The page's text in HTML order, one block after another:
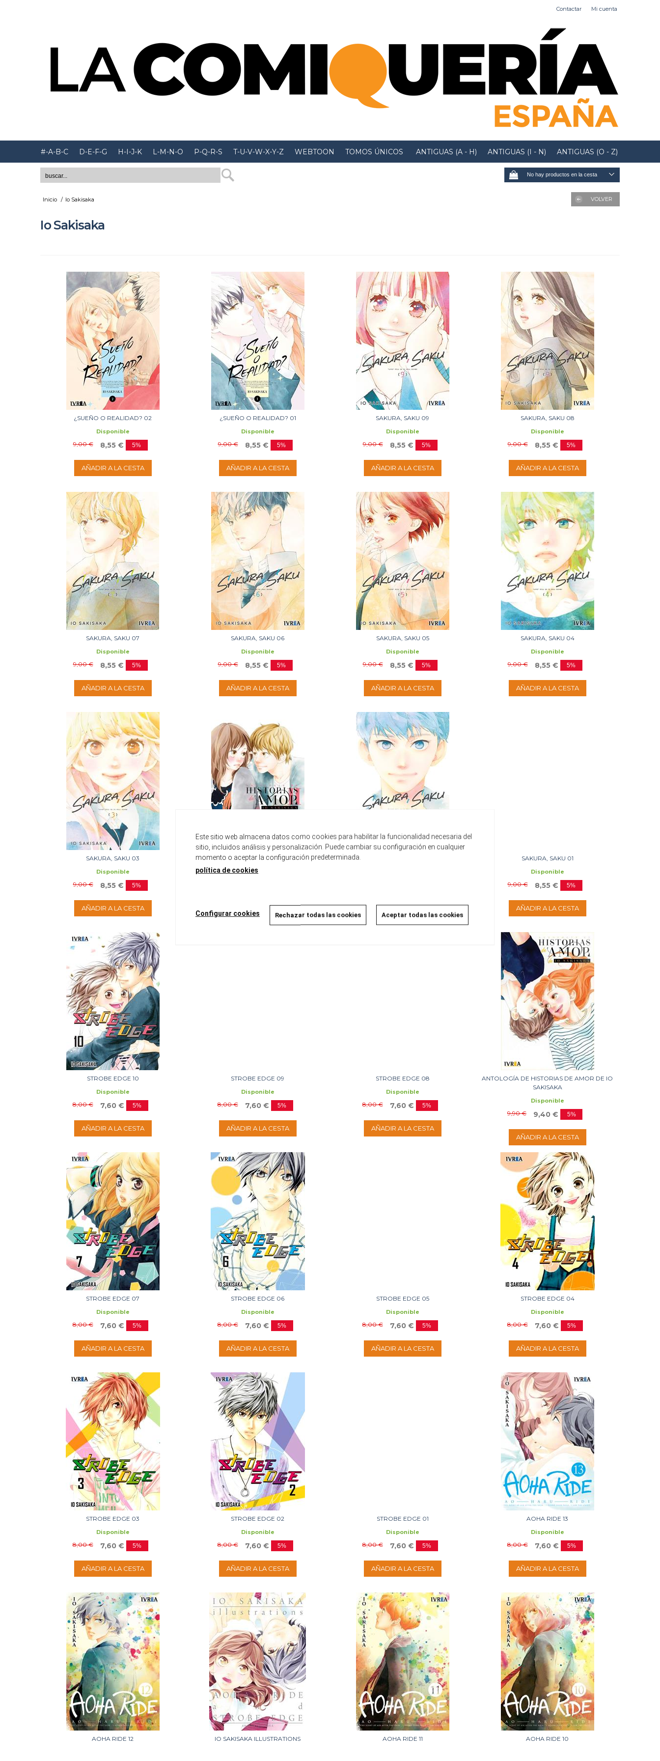
Contactar Mi cuenta
#-A-B-C D-E-F-G H-I-J-K L-M-N-O P-Q-R-S T-U-V-W-X-Y-Z WEBTOON TOMOS ÚNICOS ANTIGUAS (A - H) ANTIGUAS (I - N) ANTIGUAS (O - Z)
No hay productos en la cesta
Inicio / Io Sakisaka VOLVER
Io Sakisaka
¿SUEÑO O REALIDAD? 02
Disponible
9,00 € 8,55 € 5%
AÑADIR A LA CESTA
¿SUEÑO O REALIDAD? 01
Disponible
9,00 € 8,55 € 5%
AÑADIR A LA CESTA
SAKURA, SAKU 09
Disponible
9,00 € 8,55 € 5%
AÑADIR A LA CESTA
SAKURA, SAKU 08
Disponible
9,00 € 8,55 € 5%
AÑADIR A LA CESTA
SAKURA, SAKU 07
Disponible
9,00 € 8,55 € 5%
AÑADIR A LA CESTA
SAKURA, SAKU 06
Disponible
9,00 € 8,55 € 5%
AÑADIR A LA CESTA
SAKURA, SAKU 05
Disponible
9,00 € 8,55 € 5%
AÑADIR A LA CESTA
SAKURA, SAKU 04
Disponible
9,00 € 8,55 € 5%
AÑADIR A LA CESTA
SAKURA, SAKU 03
Disponible
9,00 € 8,55 € 5%
AÑADIR A LA CESTA
ANTOLOGÍA DE HISTORIAS DE AMOR DE IO
SAKISAKA VOL....
AÑADIR A LA CESTA
AÑADIR A LA CESTA
SAKURA, SAKU 01
Disponible
9,00 € 8,55 € 5%
AÑADIR A LA CESTA
STROBE EDGE 10
Disponible
8,00 € 7,60 € 5%
AÑADIR A LA CESTA
STROBE EDGE 09
Disponible
8,00 € 7,60 € 5%
AÑADIR A LA CESTA
STROBE EDGE 08
Disponible
8,00 € 7,60 € 5%
AÑADIR A LA CESTA
ANTOLOGÍA DE HISTORIAS DE AMOR DE IO
SAKISAKA
Disponible
9,90 € 9,40 € 5%
AÑADIR A LA CESTA
STROBE EDGE 07
Disponible
8,00 € 7,60 € 5%
AÑADIR A LA CESTA
STROBE EDGE 06
Disponible
8,00 € 7,60 € 5%
AÑADIR A LA CESTA
STROBE EDGE 05
Disponible
8,00 € 7,60 € 5%
AÑADIR A LA CESTA
STROBE EDGE 04
Disponible
8,00 € 7,60 € 5%
AÑADIR A LA CESTA
STROBE EDGE 03
Disponible
8,00 € 7,60 € 5%
AÑADIR A LA CESTA
STROBE EDGE 02
Disponible
8,00 € 7,60 € 5%
AÑADIR A LA CESTA
STROBE EDGE 01
Disponible
8,00 € 7,60 € 5%
AÑADIR A LA CESTA
AOHA RIDE 13
Disponible
8,00 € 7,60 € 5%
AÑADIR A LA CESTA
AOHA RIDE 12 IO SAKISAKA ILLUSTRATIONS AOHA RIDE 11 AOHA RIDE 10
Este sitio web almacena datos como cookies para habilitar la funcionalidad necesaria del
sitio, incluidos análisis y personalización. Puede cambiar su configuración en cualquier
momento o aceptar la configuración predeterminada.
política de cookies
Configurar cookies Rechazar todas las cookies Aceptar todas las cookies